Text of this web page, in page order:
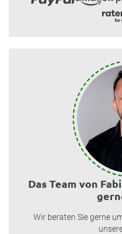
Das Team von
Wir beraten Sie gerne